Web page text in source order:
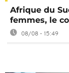
Afrique du
femmes, le
08/08 - 15:49